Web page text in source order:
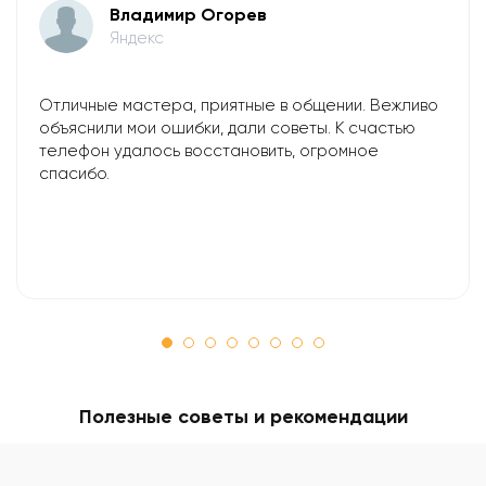
Владимир Огорев
Яндекс
Отличные мастера, приятные в общении. Вежливо
объяснили мои ошибки, дали советы. К счастью
телефон удалось восстановить, огромное
спасибо.
Полезные советы и рекомендации